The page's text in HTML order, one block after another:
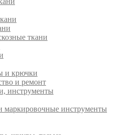
ткани
и крючки
и ремонт
инструменты
маркировочные инструменты